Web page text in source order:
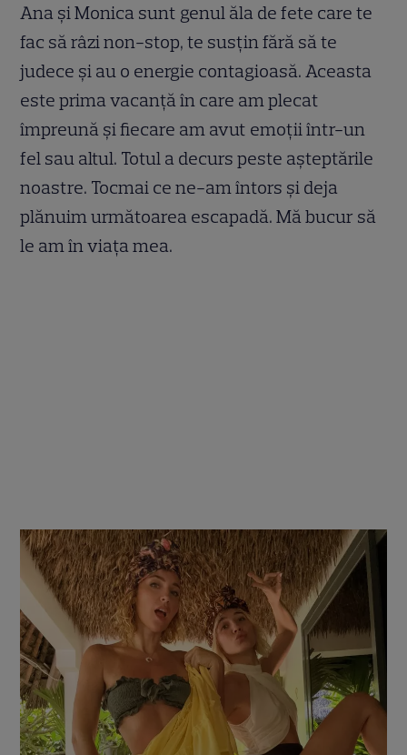
Ana și Monica sunt genul ăla de fete care te
fac să râzi non-stop, te susțin fără să te
judece și au o energie contagioasă. Aceasta
este prima vacanță în care am plecat
împreună și fiecare am avut emoții într-un
fel sau altul. Totul a decurs peste așteptările
noastre. Tocmai ce ne-am întors și deja
plănuim următoarea escapadă. Mă bucur să
le am în viața mea.